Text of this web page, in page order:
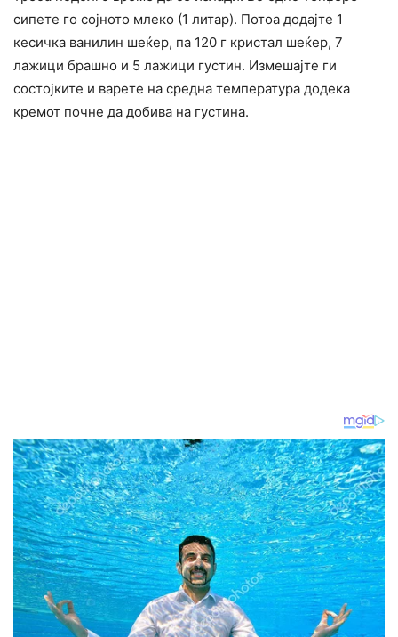
сипете го сојното млеко (1 литар). Потоа додајте 1
кесичка ванилин шеќер, па 120 г кристал шеќер, 7
лажици брашно и 5 лажици густин. Измешајте ги
состојките и варете на средна температура додека
кремот почне да добива на густина.